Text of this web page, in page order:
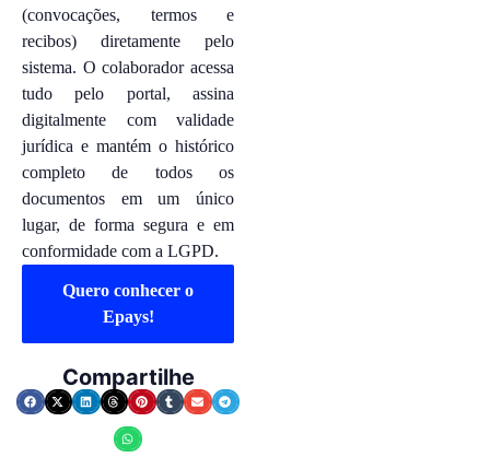
(convocações, termos e
recibos) diretamente pelo
sistema. O colaborador acessa
tudo pelo portal, assina
digitalmente com validade
jurídica e mantém o histórico
completo de todos os
documentos em um único
lugar, de forma segura e em
conformidade com a LGPD.
Quero conhecer o
Epays!
Compartilhe